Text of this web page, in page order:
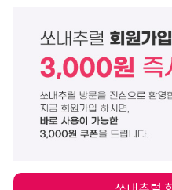
제품/배송 문의
본사 고객센터 문의02-573-6769 (평일
해외 수출 문의
COPYRIGHT ©SONATURAL.CO.KR ALL